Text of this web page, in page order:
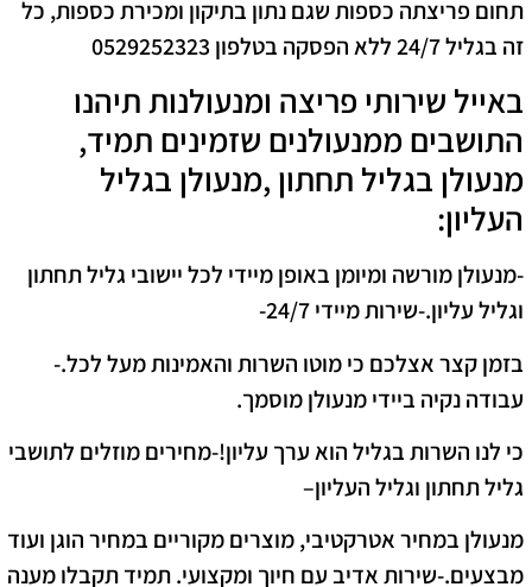
תחום פריצתה כספות שגם נתון בתיקון ומכירת כספות, כל
זה בגליל 24/7 ללא הפסקה בטלפון 0529252323
באייל שירותי פריצה ומנעולנות תיהנו
התושבים ממנעולנים שזמינים תמיד,
מנעולן בגליל תחתון ,מנעולן בגליל
העליון:
-מנעולן מורשה ומיומן באופן מיידי לכל יישובי גליל תחתון
וגליל עליון.-שירות מיידי 24/7-
בזמן קצר אצלכם כי מוטו השרות והאמינות מעל לכל.-
עבודה נקיה ביידי מנעולן מוסמך.
כי לנו השרות בגליל הוא ערך עליון!-מחירים מוזלים לתושבי
גליל תחתון וגליל העליון–
מנעולן במחיר אטרקטיבי, מוצרים מקוריים במחיר הוגן ועוד
מבצעים.-שירות אדיב עם חיוך ומקצועי. תמיד תקבלו מענה